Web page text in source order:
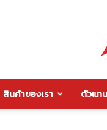
สินค้าของเรา ตัวแท